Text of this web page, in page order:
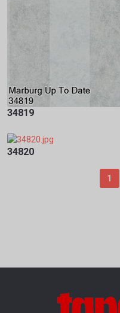
34819
34820
1